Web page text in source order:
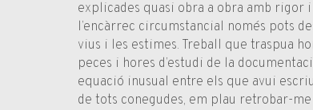
explicades quasi obra a obra amb rigor
l’encàrrec circumstancial només pots
vius i les estimes. Treball que traspua
peces i hores d’estudi de la
equació inusual entre els que avui
de tots conegudes, em plau retrobar-